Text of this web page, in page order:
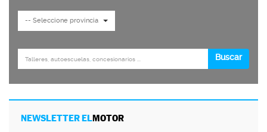
NEWSLETTER ELMOTOR